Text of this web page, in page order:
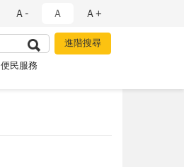
Ａ- Ａ Ａ+
便民服務